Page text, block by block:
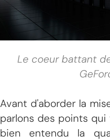
Le coeur battant
Avant d'aborder la
parlons des points
bien entendu la